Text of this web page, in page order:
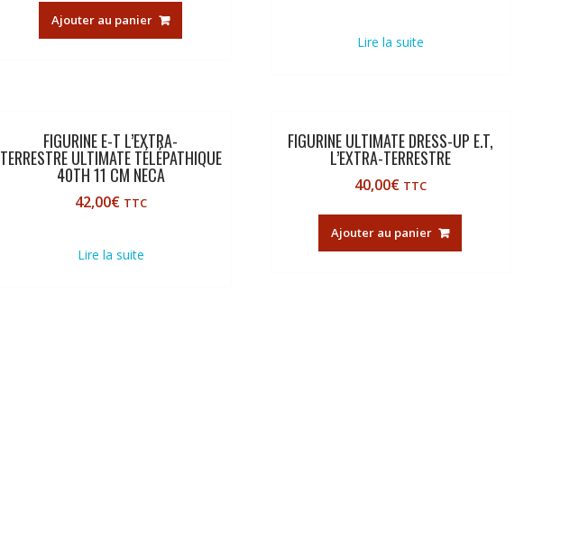
Ajouter au panier
Lire la suite
FIGURINE E-T L’EXTRA-
TERRESTRE ULTIMATE TÉLÉPATHIQUE
40TH 11 CM NECA
42,00€ TTC
Lire la suite
FIGURINE ULTIMATE DRESS-UP E.T,
L’EXTRA-TERRESTRE
40,00€ TTC
Ajouter au panier